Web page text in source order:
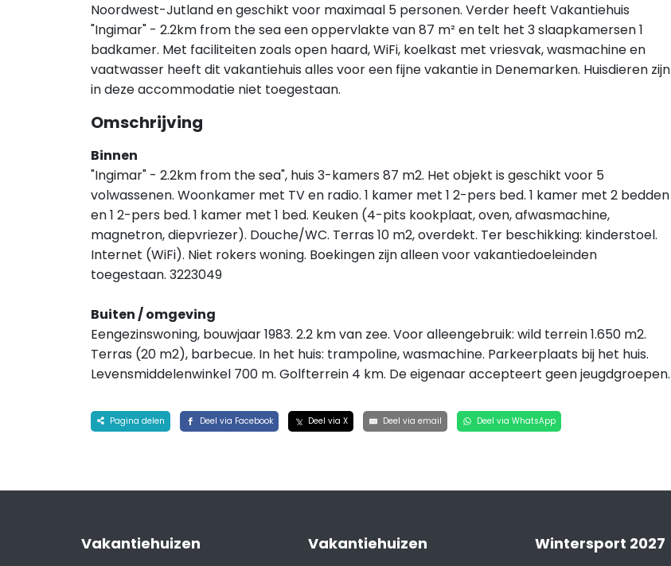
Noordwest-Jutland en geschikt voor maximaal 5 personen. Verder heeft Vakantiehuis
"Ingimar" - 2.2km from the sea een oppervlakte van 87 m² en telt het 3 slaapkamersen 1
badkamer. Met faciliteiten zoals open haard, WiFi, koelkast met vriesvak, wasmachine en
vaatwasser heeft dit vakantiehuis alles voor een fijne vakantie in Denemarken. Huisdieren zijn
in deze accommodatie niet toegestaan.
Omschrijving
Binnen
"Ingimar" - 2.2km from the sea", huis 3-kamers 87 m2. Het objekt is geschikt voor 5
volwassenen. Woonkamer met TV en radio. 1 kamer met 1 2-pers bed. 1 kamer met 2 bedden
en 1 2-pers bed. 1 kamer met 1 bed. Keuken (4-pits kookplaat, oven, afwasmachine,
magnetron, diepvriezer). Douche/WC. Terras 10 m2, overdekt. Ter beschikking: kinderstoel.
Internet (WiFi). Niet rokers woning. Boekingen zijn alleen voor vakantiedoeleinden
toegestaan. 3223049
Buiten / omgeving
Eengezinswoning, bouwjaar 1983. 2.2 km van zee. Voor alleengebruik: wild terrein 1.650 m2.
Terras (20 m2), barbecue. In het huis: trampoline, wasmachine. Parkeerplaats bij het huis.
Levensmiddelenwinkel 700 m. Golfterrein 4 km. De eigenaar accepteert geen jeugdgroepen.
Pagina delen Deel via Facebook Deel via X Deel via email Deel via WhatsApp
Vakantiehuizen Vakantiehuizen Wintersport 2027